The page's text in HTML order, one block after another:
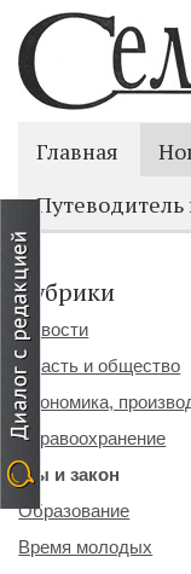
Главная
Рубрики
Новости
Власть и общество
Экономика,
Здравоохранение
Мы и закон
Образование
Время молодых